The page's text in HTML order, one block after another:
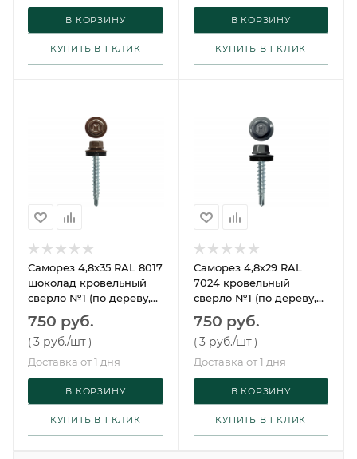
В КОРЗИНУ
КУПИТЬ В 1 КЛИК
В КОРЗИНУ
КУПИТЬ В 1 КЛИК
Саморез 4,8х35 RAL 8017
шоколад кровельный
сверло №1 (по дереву,
250 шт/упак) Daxmer
750 руб.
(3 руб./шт)
Доставка от 1 дня
В КОРЗИНУ
КУПИТЬ В 1 КЛИК
Саморез 4,8х29 RAL
7024 кровельный
сверло №1 (по дереву,
250 шт/упак) Daxmer
750 руб.
(3 руб./шт )
Доставка от 1 дня
В КОРЗИНУ
КУПИТЬ В 1 КЛИК